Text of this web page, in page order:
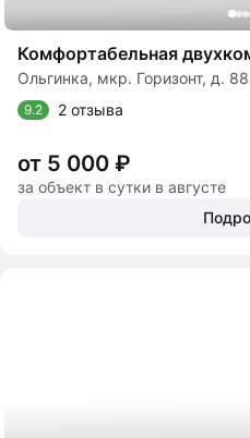
Комфортабельная
Ольгинка, мкр. Горизонт, д. 88
9.2 2 отзыва
от 5 000 ₽
за объект в сутки в августе